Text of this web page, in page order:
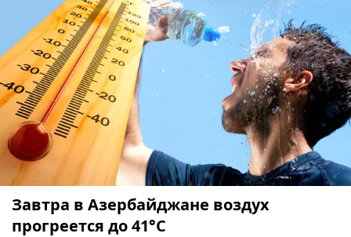
Завтра в Азербайджане воздух
прогреется до 41°С